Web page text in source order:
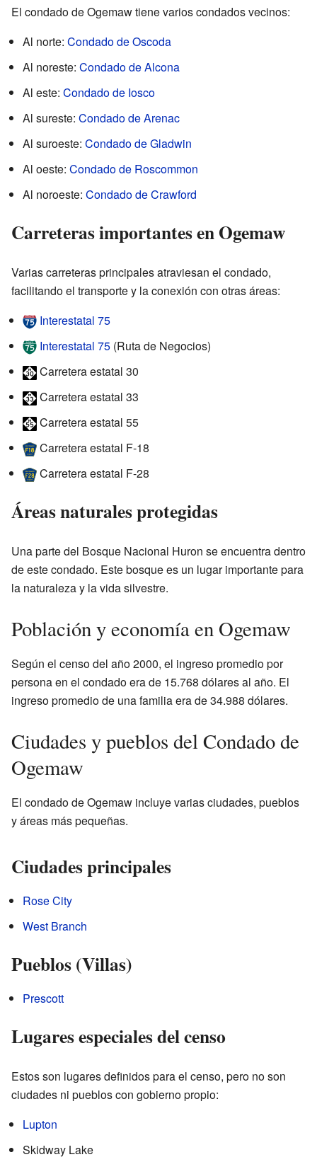
El condado de Ogemaw tiene varios condados vecinos:
Al norte: Condado de Oscoda
Al noreste: Condado de Alcona
Al este: Condado de Iosco
Al sureste: Condado de Arenac
Al suroeste: Condado de Gladwin
Al oeste: Condado de Roscommon
Al noroeste: Condado de Crawford
Carreteras importantes en Ogemaw
Varias carreteras principales atraviesan el condado,
facilitando el transporte y la conexión con otras áreas:
Interestatal 75
Interestatal 75 (Ruta de Negocios)
Carretera estatal 30
Carretera estatal 33
Carretera estatal 55
Carretera estatal F-18
Carretera estatal F-28
Áreas naturales protegidas
Una parte del Bosque Nacional Huron se encuentra dentro
de este condado. Este bosque es un lugar importante para
la naturaleza y la vida silvestre.
Población y economía en Ogemaw
Según el censo del año 2000, el ingreso promedio por
persona en el condado era de 15.768 dólares al año. El
ingreso promedio de una familia era de 34.988 dólares.
Ciudades y pueblos del Condado de
Ogemaw
El condado de Ogemaw incluye varias ciudades, pueblos
y áreas más pequeñas.
Ciudades principales
Rose City
West Branch
Pueblos (Villas)
Prescott
Lugares especiales del censo
Estos son lugares definidos para el censo, pero no son
ciudades ni pueblos con gobierno propio:
Lupton
Skidway Lake